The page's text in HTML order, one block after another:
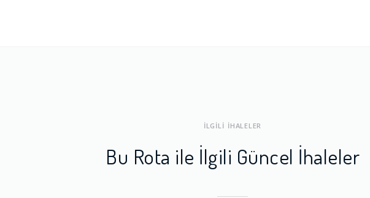
İLGİLİ İHALELER
Bu Rota ile İlgili Güncel İhaleler